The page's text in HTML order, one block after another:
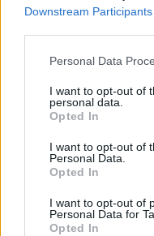
Downstream Participants
Personal Data
I want to opt-out of
personal data.
Opted In
I want to opt-out of
Personal Data.
Opted In
I want to opt-out of
Personal Data for
Opted In
με ήττα για τον
Η γυναικεία ομάα
τη Ρόμα.
17 Νοεμβρίου 2022 23:59